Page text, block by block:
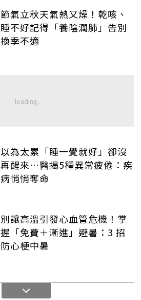
節氣立秋天氣熱又燥！乾咳、
睡不好記得「養陰潤肺」告別
換季不適
以為太累「睡一覺就好」卻沒
再醒來…醫揭5種異常疲倦：疾
病悄悄奪命
別讓高溫引發心血管危機！掌
握「免費＋漸進」避暑：3 招
防心梗中暑